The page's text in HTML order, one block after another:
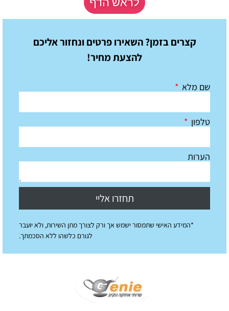
קצרים בזמן? השאירו פרטים ונחזור אליכם
להצעת מחיר!
שם מלא
טלפון
הערות
תחזרו אליי
*המידע האישי שתמסור ישמש אך ורק לצורך מתן השירות, ולא יועבר
לגורם כלשהו ללא הסכמתך.